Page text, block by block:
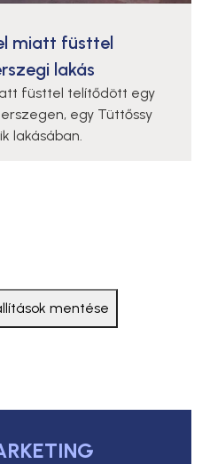
miatt füsttel
lakás
füsttel telítődött egy
egy Tüttőssy
lakásában.
mentése